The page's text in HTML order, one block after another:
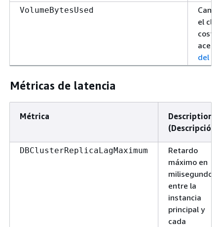
VolumeBytesUsed
el
costo
del
Métricas de latencia
Métrica
Description
(Descripción)
DBClusterReplicaLagMaximum
Retardo
máximo en
milisegundos
entre la
instancia
principal y
cada